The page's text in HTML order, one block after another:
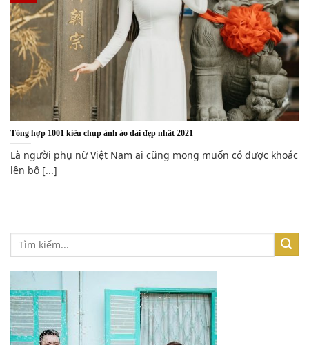
Tổng hợp 1001 kiểu chụp ảnh áo dài đẹp nhất 2021
Là người phụ nữ Việt Nam ai cũng mong muốn có được khoác
lên bộ [...]